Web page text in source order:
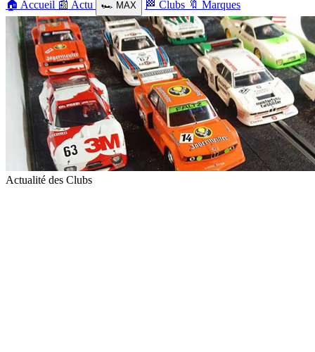
🏠 Accueil 📰 Actu 🏎️ MAX 🏁 Clubs 🔖 Marques
Actualité des Clubs